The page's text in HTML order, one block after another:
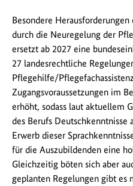
Besondere
durch die Neuregelung der
ersetzt ab 2027 eine
27 landesrechtliche
Pflegehilfe/
Zugangsvoraussetzungen im
erhöht, sodass laut aktuellem
des Berufs
Erwerb dieser
für die Auszubildenden eine
Gleichzeitig böten sich aber
geplanten Regelungen gibt es